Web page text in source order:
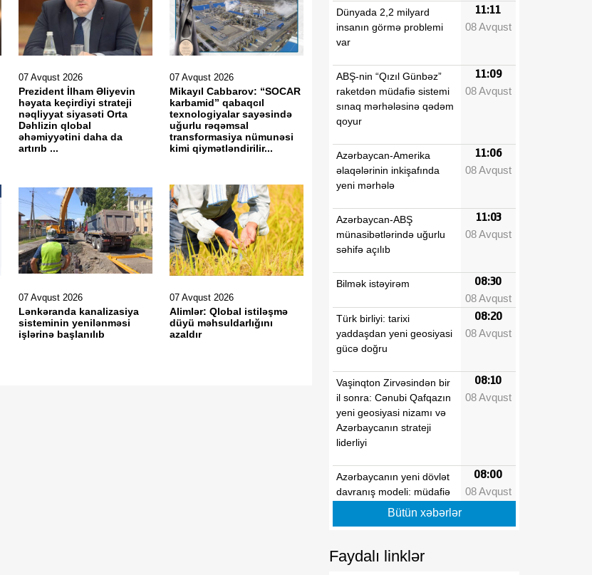
07 Avqust 2026
Prezident İlham Əliyevin
həyata keçirdiyi strateji
nəqliyyat siyasəti Orta
Dəhlizin qlobal
əhəmiyyətini daha da
artırıb ...
07 Avqust 2026
Mikayıl Cabbarov: “SOCAR
karbamid” qabaqcıl
texnologiyalar sayəsində
uğurlu rəqəmsal
transformasiya nümunəsi
kimi qiymətləndirilir...
07 Avqust 2026
Lənkəranda kanalizasiya
sisteminin yenilənməsi
işlərinə başlanılıb
07 Avqust 2026
Alimlər: Qlobal istiləşmə
düyü məhsuldarlığını
azaldır
Dünyada 2,2 milyard
insanın görmə problemi
var
11:11
08 Avqust
ABŞ-nin “Qızıl Günbəz”
raketdən müdafiə sistemi
sınaq mərhələsinə qədəm
qoyur
11:09
08 Avqust
Azərbaycan-Amerika
əlaqələrinin inkişafında
yeni mərhələ
11:06
08 Avqust
Azərbaycan-ABŞ
münasibətlərində uğurlu
səhifə açılıb
11:03
08 Avqust
Bilmək istəyirəm 08:30
08 Avqust
Türk birliyi: tarixi
yaddaşdan yeni geosiyasi
gücə doğru
08:20
08 Avqust
Vaşinqton Zirvəsindən bir
il sonra: Cənubi Qafqazın
yeni geosiyasi nizamı və
Azərbaycanın strateji
liderliyi
08:10
08 Avqust
Azərbaycanın yeni dövlət
davranış modeli: müdafiə
diplomatiyasından strateji
08:00
08 Avqust
N.Z.Nağdəliyevin
Bütün xəbərlər
Faydalı linklər